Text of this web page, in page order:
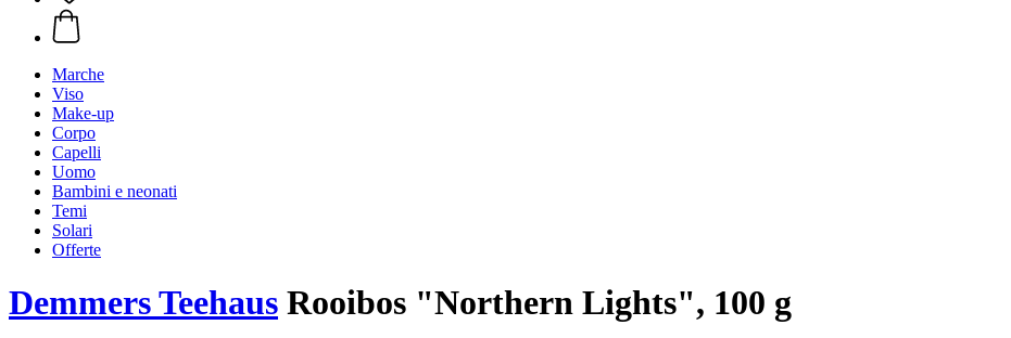
Marche
Viso
Make-up
Corpo
Capelli
Uomo
Bambini e neonati
Temi
Solari
Offerte
Demmers Teehaus Rooibos "Northern Lights", 100 g